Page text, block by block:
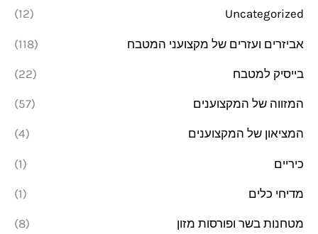
Uncategorized
(12)
אביזרים ועזרים של מקצועני המטבח (118)
בייסיק למטבח (22)
המזווה של המקצוענים (57)
המציאון של המקצוענים (4)
כיריים (1)
מדיחי כלים (1)
מטחנות בשר ופורסות מזון (8)